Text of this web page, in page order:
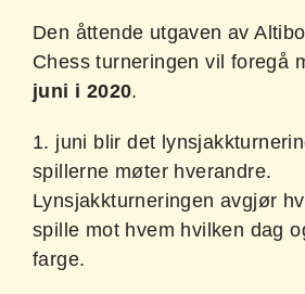
Den åttende utgaven av
Chess turneringen vil foregå
juni i 2020.
1. juni blir det
spillerne møter hverandre.
Lynsjakkturneringen avgjør
spille mot hvem hvilken dag
farge.